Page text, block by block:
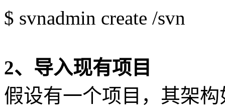
$ svnadmin create /svn
2、导入现有项目
假设有一个项目，其架构